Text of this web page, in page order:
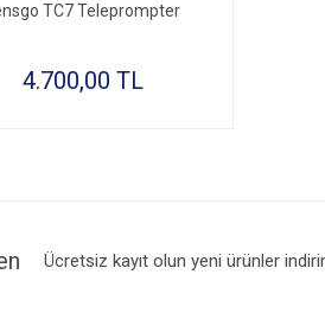
TC7 Teleprompter
4.700,00 TL
Ücretsiz kayıt olun yeni ürünler